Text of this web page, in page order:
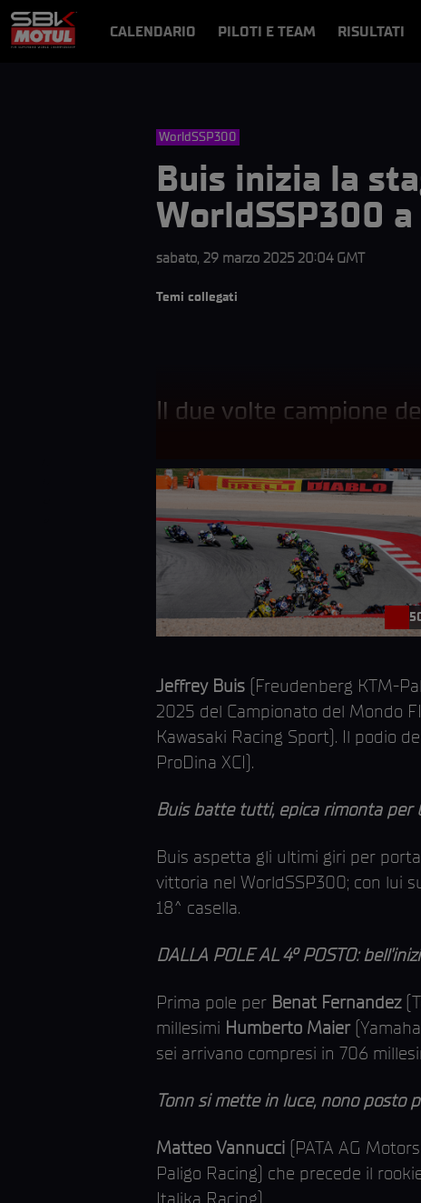
CALENDARIO PILOTI E TEAM RISULTATI
WorldSSP300
Buis inizia la
WorldSSP300
sabato, 29 marzo 2025 20:04 GMT
Temi collegati
Il due volte campione
Jeffrey Buis (Freudenberg KTM-
2025 del Campionato del Mondo
Kawasaki Racing Sport). Il podio
ProDina XCI).
Buis batte tutti, epica rimonta per
Buis aspetta gli ultimi giri per
vittoria nel WorldSSP300; con lui
18^ casella.
DALLA POLE AL 4° POSTO:
Prima pole per Benat Fernandez
millesimi Humberto Maier
sei arrivano compresi in 706
Tonn si mette in luce, nono posto
Matteo Vannucci (PATA AG
Paligo Racing) che precede il
Italika Racing).